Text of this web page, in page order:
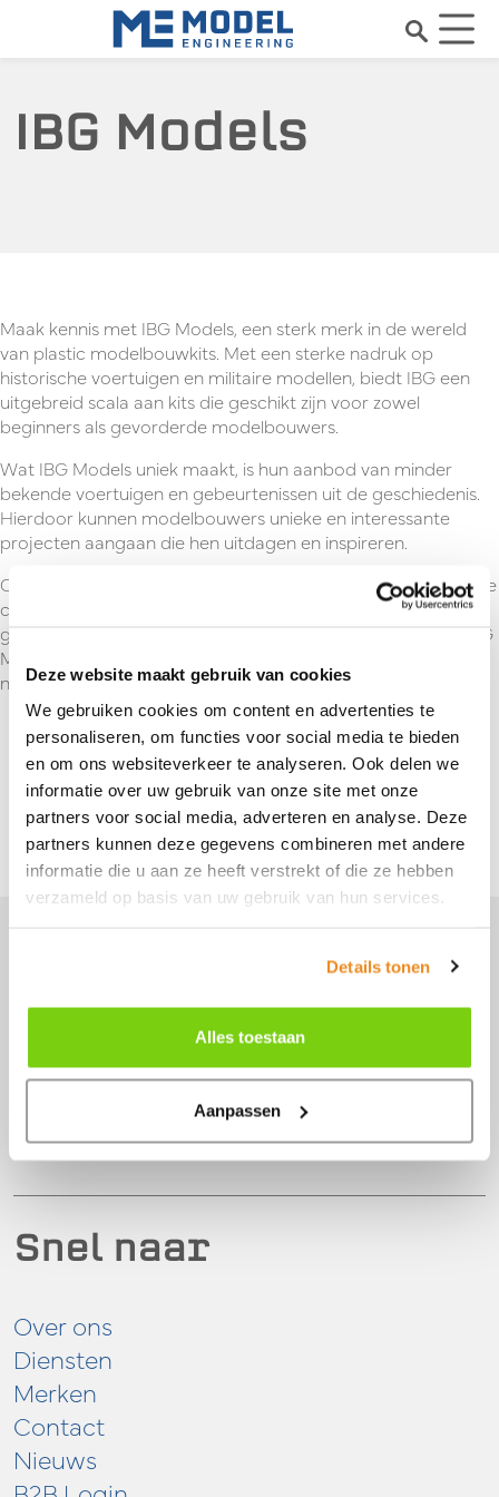
Deze website maakt gebruik van cookies
We gebruiken cookies om content en advertenties te
personaliseren, om functies voor social media te bieden
en om ons websiteverkeer te analyseren. Ook delen we
informatie over uw gebruik van onze site met onze
partners voor social media, adverteren en analyse. Deze
partners kunnen deze gegevens combineren met andere
informatie die u aan ze heeft verstrekt of die ze hebben
verzameld op basis van uw gebruik van hun services.
Details tonen
Alles toestaan
Aanpassen
IBG Models
Maak kennis met IBG Models, een sterk merk in de wereld
van plastic modelbouwkits. Met een sterke nadruk op
historische voertuigen en militaire modellen, biedt IBG een
uitgebreid scala aan kits die geschikt zijn voor zowel
beginners als gevorderde modelbouwers.
Wat IBG Models uniek maakt, is hun aanbod van minder
bekende voertuigen en gebeurtenissen uit de geschiedenis.
Hierdoor kunnen modelbouwers unieke en interessante
projecten aangaan die hen uitdagen en inspireren.
Ontdek de wereld van modelbouw met IBG Models en laat je
creativiteit de vrije loop terwijl je je favoriete voertuigen en
gebeurtenissen uit de geschiedenis tot leven brengt. Met IBG
Models kun je de wereld van modelbouw verkennen en
nieuwe doelen bereiken in je hobby.
Terug naar overzicht
Snel naar
Over ons
Diensten
Merken
Contact
Nieuws
Je vindt ons hier
1681 PG
0228 56 11 82
info@model-engineering.nl